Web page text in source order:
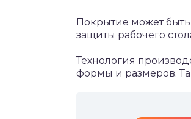
Покрытие может быть
защиты рабочего
Технология
формы и размеров.